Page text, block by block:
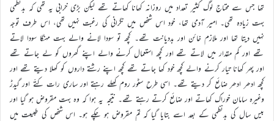
تھا جس سے محتاج لوگ کثیر تعداد میں روزانہ کھانا کھاتے تھے لیکن بڑی خرابی یہ تھی کہ بدنظمی
بہت زیادہ تھی۔ امیر آدمی تھا، خود اس شخص میں نگرانی کی رغبت نہیں تھی، اس طرف توجہ
نہیں دیتا تھا اور ملازم خائن اور بددیانت تھے۔ کچھ تو سودا لانے والے بہت مہنگا سودا لاتے
تھے اور کم مقدار میں لاتے تھے اور کچھ استعمال کرنے والے اپنے گھروں کو لے جاتے تھے
اور پھر کھانا تیار کرنے والے کچھ خود کھا جاتے تھے کچھ اپنے رشتے داروں کو کھلا دیتے تھے اور
کچھ ادھر ادھر ضائع کر دیتے تھے۔ اسی طرح سٹور روم کھلے رہتے اور ساری رات کتّے اور گیدڑ
وغیرہ سامان خوراک کھاتے اور ضائع کرتے رہتے تھے۔ نتیجہ یہ ہوا کہ وہ بہت مقروض ہو گیا اور
بیس سال کی بدنظمی کے بعد اسے بتایا گیا کہ تم مقروض ہو چکے ہو۔ اس شخص کی طبیعت میں